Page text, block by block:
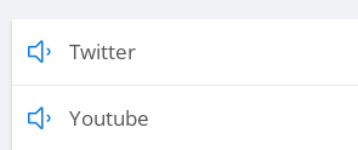
Twitter
Youtube